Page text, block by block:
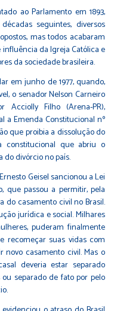
ao Parlamento em 1893,
seguintes, diversos
mas todos acabaram
da Igreja Católica e
da sociedade brasileira.
em junho de 1977, quando,
o senador Nelson Carneiro
Acciolly Filho (Arena-PR),
a Emenda Constitucional nº
que proibia a dissolução do
constitucional que abriu o
divórcio no país.
Geisel sancionou a Lei
que passou a permitir, pela
do casamento civil no Brasil.
jurídica e social. Milhares
puderam finalmente
recomeçar suas vidas com
novo casamento civil. Mas o
deveria estar separado
separado de fato por pelo